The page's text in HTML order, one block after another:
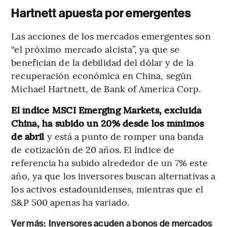
Hartnett apuesta por emergentes
Las acciones de los mercados emergentes son
“el próximo mercado alcista”, ya que se
benefician de la debilidad del dólar y de la
recuperación económica en China, según
Michael Hartnett, de Bank of America Corp.
El índice MSCI Emerging Markets, excluida
China, ha subido un 20% desde los mínimos
de abril y está a punto de romper una banda
de cotización de 20 años. El índice de
referencia ha subido alrededor de un 7% este
año, ya que los inversores buscan alternativas a
los activos estadounidenses, mientras que el
S&P 500 apenas ha variado.
Ver más: Inversores acuden a bonos de mercados